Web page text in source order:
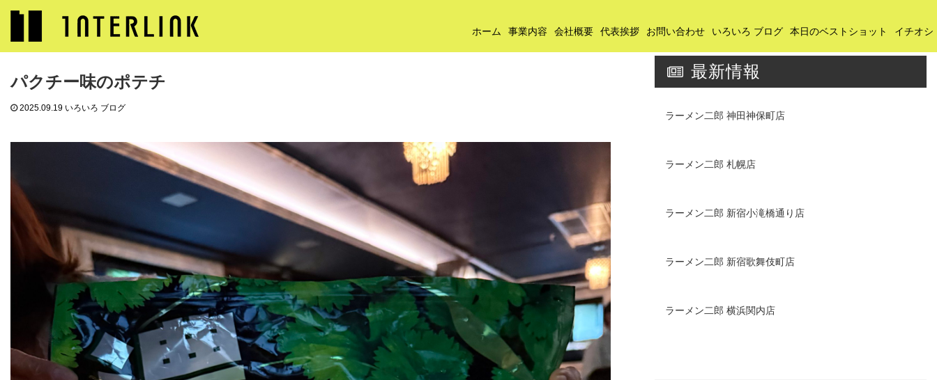
ホーム 事業内容 会社概要 代表挨拶 お問い合わせ いろいろ ブログ 本日のベストショット イチオシ
いろいろ ブログ パクチー味のポテチ
パクチー味のポテチ
2025.09.19 いろいろ ブログ
最新情報
ラーメン二郎 神田神保町店
ラーメン二郎 札幌店
ラーメン二郎 新宿小滝橋通り店
ラーメン二郎 新宿歌舞伎町店
ラーメン二郎 横浜関内店